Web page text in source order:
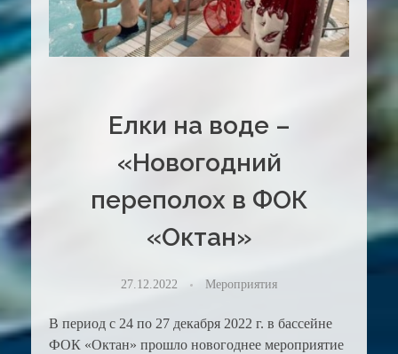
Елки на воде –
«Новогодний
переполох в ФОК
«Октан»
27.12.2022 Мероприятия
В период с 24 по 27 декабря 2022 г. в бассейне
ФОК «Октан» прошло новогоднее мероприятие